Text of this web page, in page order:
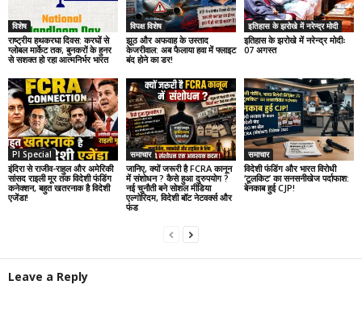
विशेष
राष्ट्रीय हथकरघा दिवस: करघों से
ग्लोबल मार्केट तक, बुनकरों के हुनर
से सशक्त हो रहा आत्मनिर्भर भारत
विपक्ष विशेष
झूठ और अफवाह के उस्ताद
केजरीवाल: अब फैलाया हवा में फ्लाइट
बंद होने का डर!
इतिहास के झरोखे में नरेन्द्र मोदी
इतिहास के झरोखे में नरेन्द्र मोदीः
07 अगस्त
PI Special
इंदिरा से राजीव-राहुल और अमेरिकी
सांसद राइली मूर तक विदेशी फंडिंग
कनेक्शन, बहुत खतरनाक है विदेशी
एजेंडा!
समाचार
जानिए, क्यों जरूरी है FCRA कानून
में संशोधन ? कैसे हुआ दुरुपयोग ?
नई चुनौती बने सोशल मीडिया
एल्गोरिदम, विदेशी बॉट नेटवर्क्स और
फंड
समाचार
विदेशी फंडिंग और भारत विरोधी
‘टूलकिट’ का सनसनीखेज पर्दाफाश:
बेनकाब हुई CJP!
Leave a Reply